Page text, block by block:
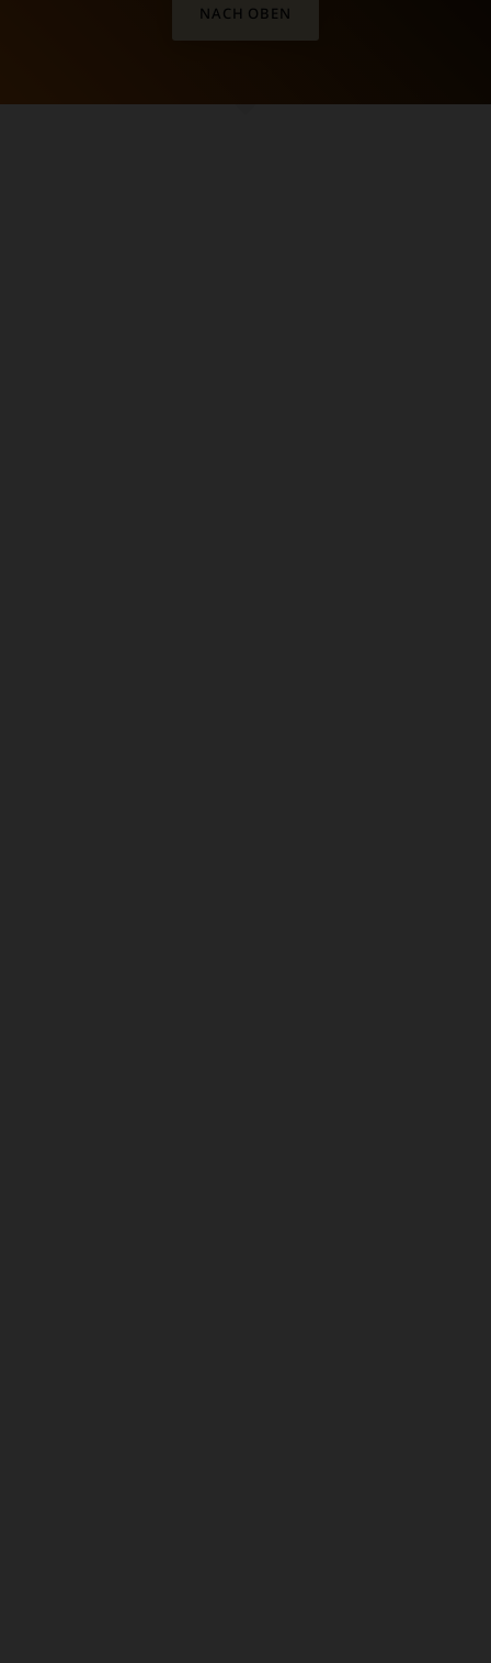
NACH OBEN